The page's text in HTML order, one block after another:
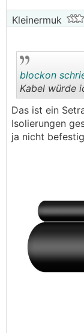
Kleinermuk
blockon
Kabel würde
Das ist ein
Isolierungen
ja nicht